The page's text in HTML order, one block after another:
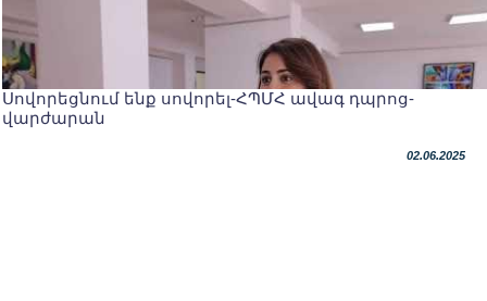
Սովորեցնում ենք սովորել-ՀՊՄՀ ավագ դպրոց-
վարժարան
02.06.2025